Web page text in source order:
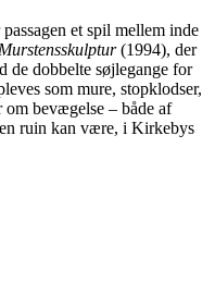
et spil mellem inde
Murstensskulptur(1994), der
de dobbelte søjlegange for
som mure, stopklodser,
bevægelse – både af
ruin kan være, i Kirkebys